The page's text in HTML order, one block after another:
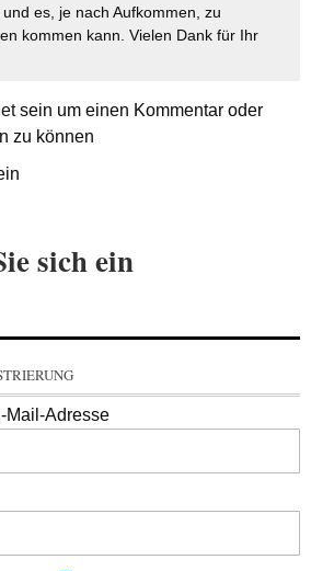
es, je nach Aufkommen, zu
kommen kann. Vielen Dank für Ihr
sein um einen Kommentar oder
zu können
sich ein
Mail-Adresse